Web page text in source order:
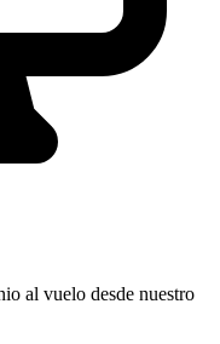
al vuelo desde nuestro